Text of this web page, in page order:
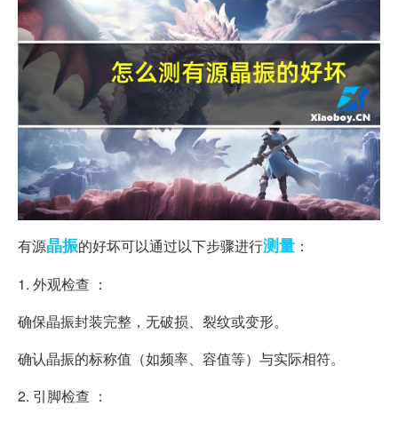
有源晶振的好坏可以通过以下步骤进行测量 ：
1. 外观检查 ：
确保晶振封装完整，无破损、裂纹或变形。
确认晶振的标称值（如频率、容值等）与实际相符。
2. 引脚检查 ：